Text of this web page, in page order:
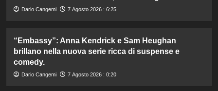
Dario Cangemi 7 Agosto 2026 : 6:25
“Embassy”: Anna Kendrick e Sam Heughan
brillano nella nuova serie ricca di suspense e
comedy.
Dario Cangemi 7 Agosto 2026 : 0:20